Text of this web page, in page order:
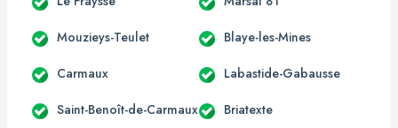
Mouzieys-Teulet Blaye-les-Mines
Carmaux Labastide-Gabausse
Saint-Benoît-de-Carmaux Briatexte